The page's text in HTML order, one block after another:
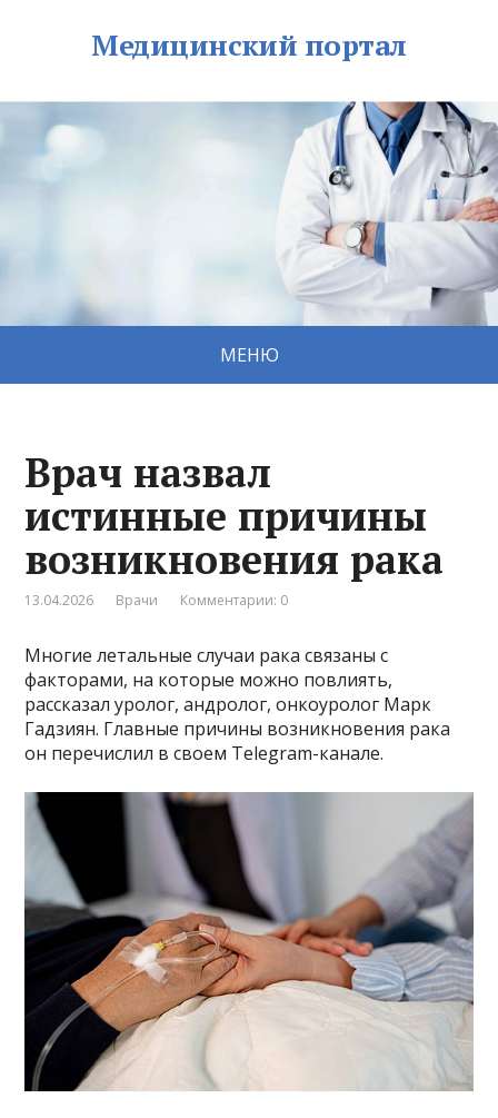
Медицинский портал
МЕНЮ
Врач назвал
истинные причины
возникновения рака
13.04.2026 Врачи Комментарии: 0
Многие летальные случаи рака связаны с
факторами, на которые можно повлиять,
рассказал уролог, андролог, онкоуролог Марк
Гадзиян. Главные причины возникновения рака
он перечислил в своем Telegram-канале.